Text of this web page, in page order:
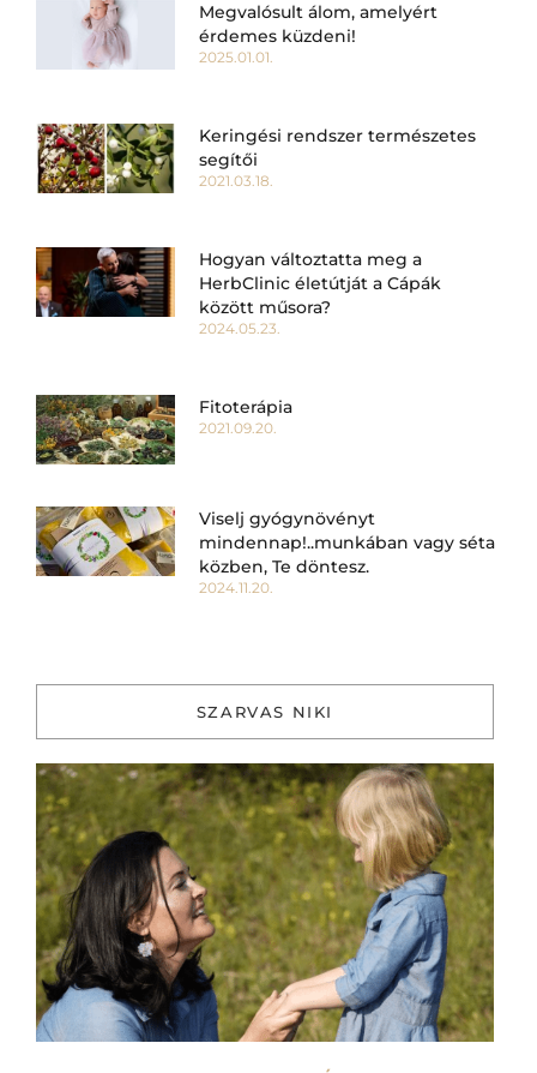
Megvalósult álom, amelyért
érdemes küzdeni!
2025.01.01.
Keringési rendszer természetes
segítői
2021.03.18.
Hogyan változtatta meg a
HerbClinic életútját a Cápák
között műsora?
2024.05.23.
Fitoterápia
2021.09.20.
Viselj gyógynövényt
mindennap!..munkában vagy séta
közben, Te döntesz.
2024.11.20.
SZARVAS NIKI